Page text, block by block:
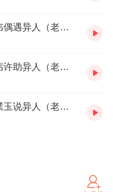
【千古一帝-秦始皇】第 7 集：不韦偶遇异人（老渠说帝王）
【千古一帝-秦始皇】第 8 集：不韦许助异人（老渠说帝王）
【千古一帝-秦始皇】第 9 集：喻璞玉说异人（老渠说帝王）